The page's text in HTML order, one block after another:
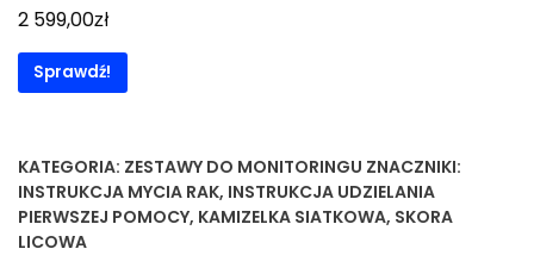
2 599,00zł
Sprawdź!
KATEGORIA: ZESTAWY DO MONITORINGU ZNACZNIKI:
INSTRUKCJA MYCIA RAK, INSTRUKCJA UDZIELANIA
PIERWSZEJ POMOCY, KAMIZELKA SIATKOWA, SKORA
LICOWA